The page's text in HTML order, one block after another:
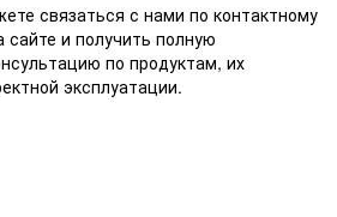
связаться с нами по контактному
сайте и получить полную
по продуктам, их
эксплуатации.